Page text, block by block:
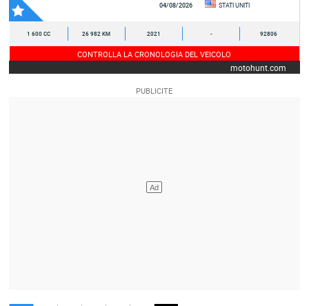
04/08/2026 STATI UNITI
1 600 CC 26 982 KM 2021 - 92806
CONTROLLA LA CRONOLOGIA DEL VEICOLO
motohunt.com